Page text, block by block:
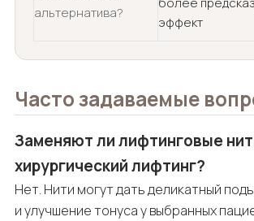
альтернатива?
эффект
Часто задаваемые
Заменяют ли лифтинговые
хирургический лифтинг?
Нет. Нити могут дать деликатный
и улучшение тонуса у выбранных